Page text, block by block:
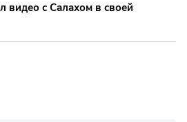
видео с Салахом в своей